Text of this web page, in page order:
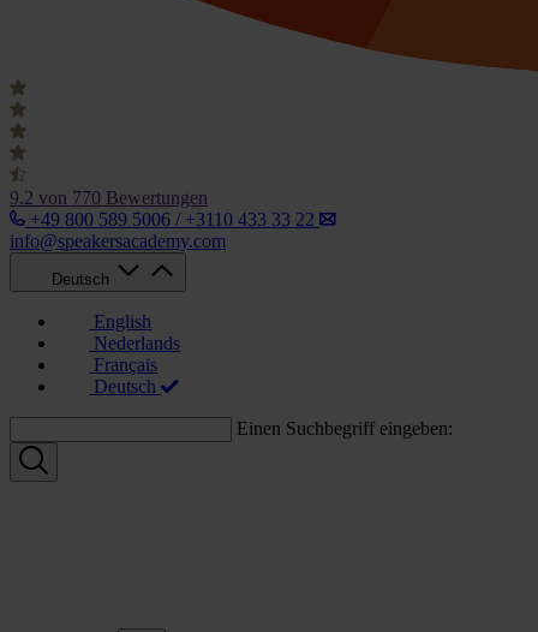
9.2 von 770 Bewertungen
+49 800 589 5006 / +3110 433 33 22
info@speakersacademy.com
Deutsch
English
Nederlands
Français
Deutsch
Einen Suchbegriff eingeben: